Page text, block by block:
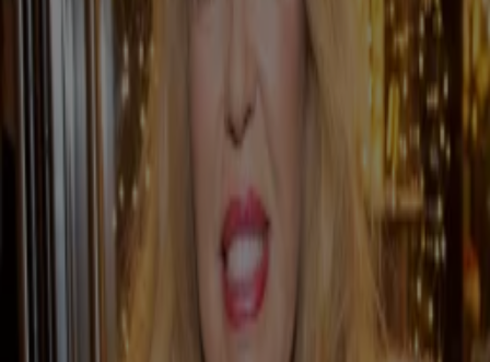
Wilders doet aangifte om beschieten van zijn foto
8 nov 2020, 22:28
Minderjarige opgepakt voor belaging verslaggever PowNed
Verwarde man met scherp voorwerp aangehouden bij school prinsessen
5 nov 2020, 23:16
Bedreiger prinses Amalia krijgt 3 maanden cel en tbs
3 nov 2020, 14:13